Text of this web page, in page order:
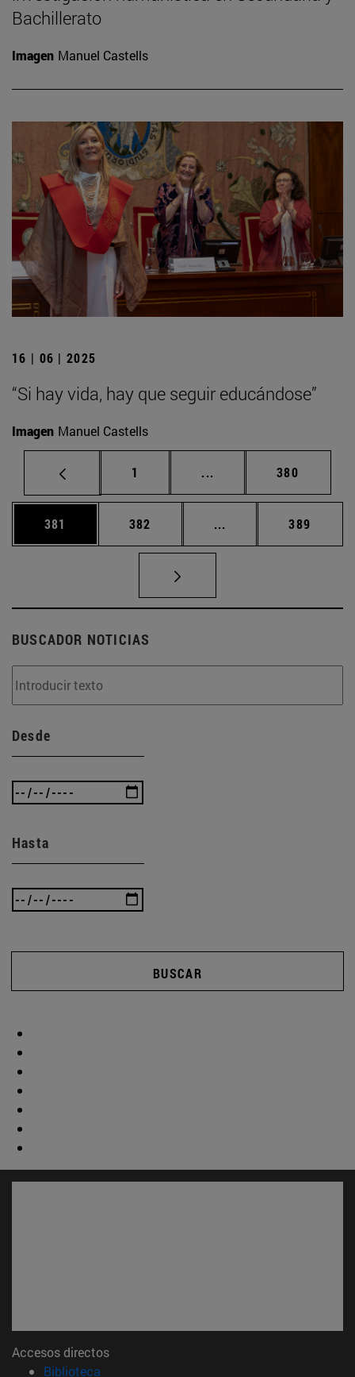
Bachillerato
Imagen Manuel Castells
16 | 06 | 2025
“Si hay vida, hay que seguir educándose”
Imagen Manuel Castells
Página
1 ... Páginas intermedias
Página
380
Página
381 Página
382 ... Páginas intermedias
Página
389
BUSCADOR NOTICIAS
Desde
Hasta
BUSCAR
Accesos directos
Biblioteca